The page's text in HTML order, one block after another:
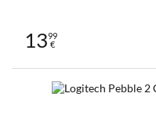
1399
€